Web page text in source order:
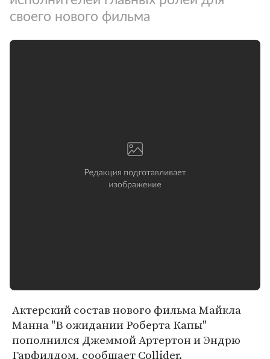
своего нового фильма
Актерский состав нового фильма Майкла
Манна "В ожидании Роберта Капы"
пополнился Джеммой Артертон и Эндрю
Гарфилдом, сообщает Collider.